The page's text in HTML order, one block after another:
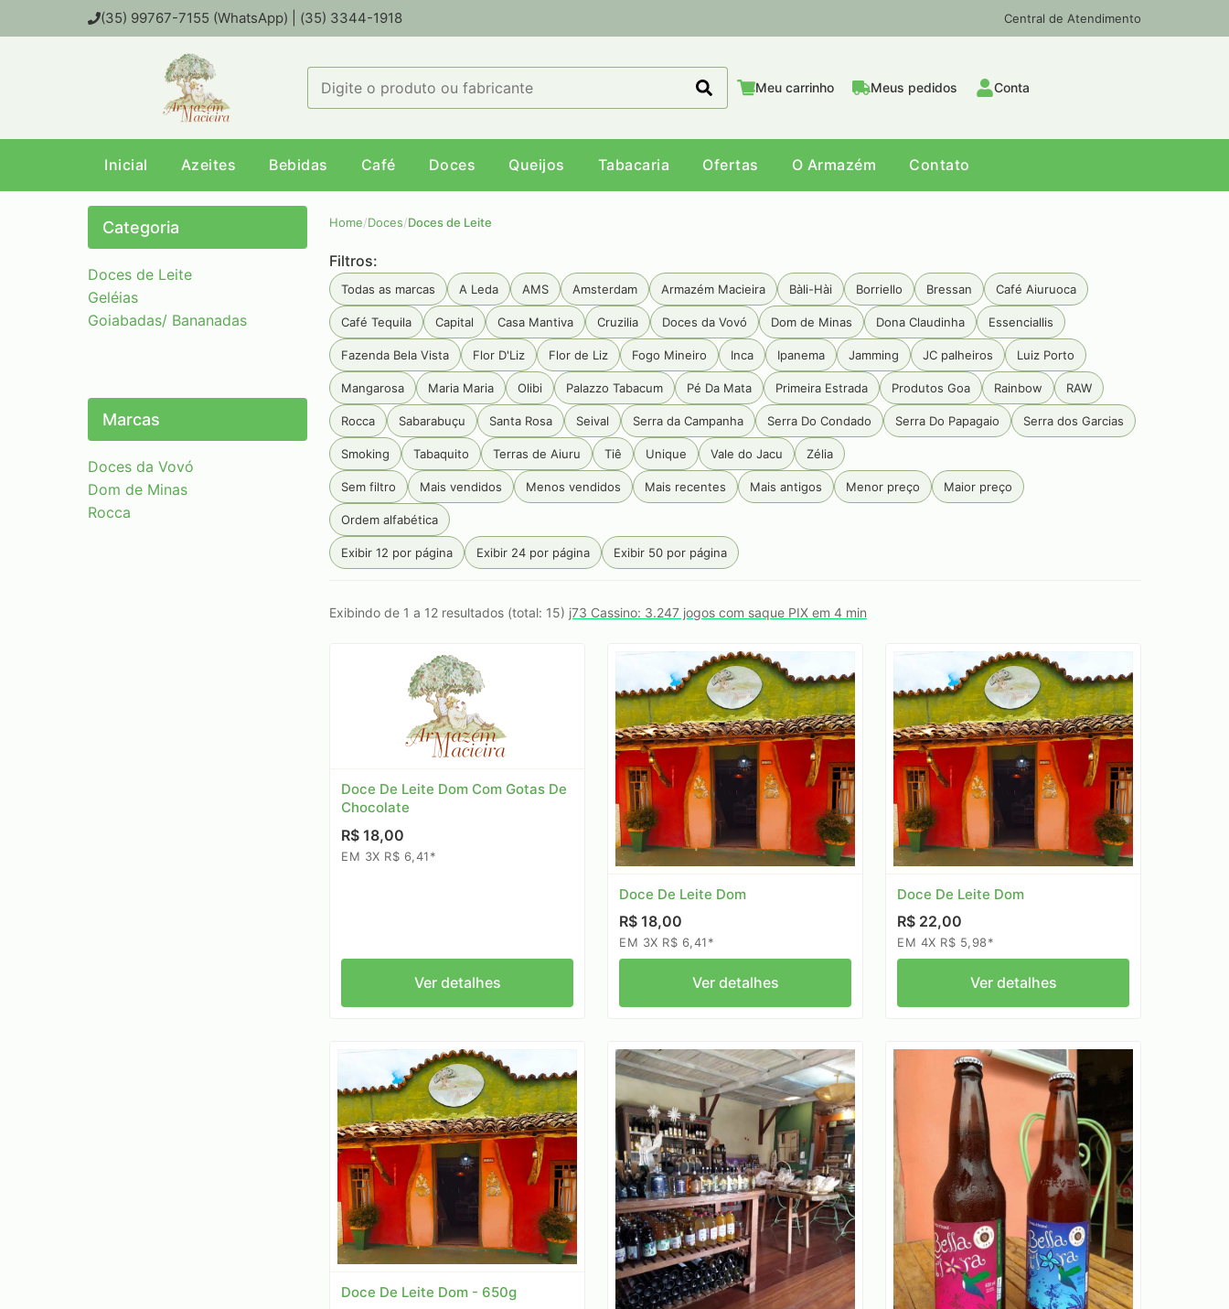
(35) 99767-7155 (WhatsApp) | (35) 3344-1918 Central de Atendimento
Meu carrinho Meus pedidos Conta
Inicial Azeites Bebidas Café Doces Queijos Tabacaria Ofertas O Armazém Contato
Categoria
Doces de Leite
Geléias
Goiabadas/ Bananadas
Marcas
Doces da Vovó
Dom de Minas
Rocca
Home/Doces/Doces de Leite
Filtros:
Todas as marcas A Leda AMS Amsterdam Armazém Macieira Bàli-Hài Borriello Bressan Café Aiuruoca
Café Tequila Capital Casa Mantiva Cruzilia Doces da Vovó Dom de Minas Dona Claudinha Essenciallis
Fazenda Bela Vista Flor D'Liz Flor de Liz Fogo Mineiro Inca Ipanema Jamming JC palheiros Luiz Porto
Mangarosa Maria Maria Olibi Palazzo Tabacum Pé Da Mata Primeira Estrada Produtos Goa Rainbow RAW
Rocca Sabarabuçu Santa Rosa Seival Serra da Campanha Serra Do Condado Serra Do Papagaio Serra dos Garcias
Smoking Tabaquito Terras de Aiuru Tiê Unique Vale do Jacu Zélia
Sem filtro Mais vendidos Menos vendidos Mais recentes Mais antigos Menor preço Maior preço
Ordem alfabética
Exibir 12 por página Exibir 24 por página Exibir 50 por página
Exibindo de 1 a 12 resultados (total: 15) j73 Cassino: 3.247 jogos com saque PIX em 4 min
Doce De Leite Dom Com Gotas De
Chocolate
R$ 18,00
EM 3X R$ 6,41*
Ver detalhes
Doce De Leite Dom
R$ 18,00
EM 3X R$ 6,41*
Ver detalhes
Doce De Leite Dom
R$ 22,00
EM 4X R$ 5,98*
Ver detalhes
Doce De Leite Dom - 650g